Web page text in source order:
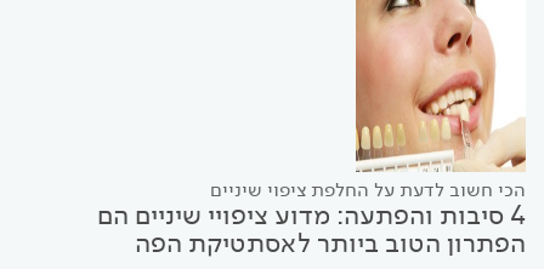
הכי חשוב לדעת על החלפת ציפוי שיניים
4 סיבות והפתעה: מדוע ציפויי שיניים הם
הפתרון הטוב ביותר לאסתטיקת הפה